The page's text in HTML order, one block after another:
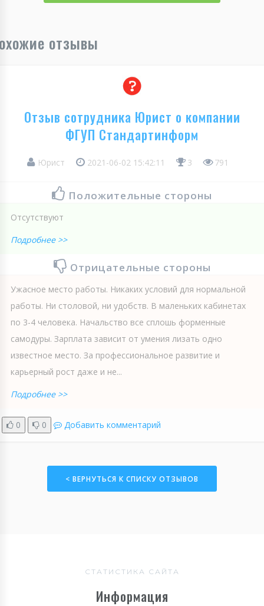
отзывы
Отзыв сотрудника Юрист о компании
ФГУП Стандартинформ
Юрист 2021-06-02 15:42:11 3 791
Положительные стороны
Отсутствуют
Подробнее >>
Отрицательные стороны
Ужасное место работы. Никаких условий для нормальной
работы. Ни столовой, ни удобств. В маленьких кабинетах
по 3-4 человека. Начальство все сплошь форменные
самодуры. Зарплата зависит от умения лизать одно
известное место. За профессиональное развитие и
карьерный рост даже и не...
Подробнее >>
0 0 Добавить комментарий
< ВЕРНУТЬСЯ К СПИСКУ ОТЗЫВОВ
СТАТИСТИКА САЙТА
Информация